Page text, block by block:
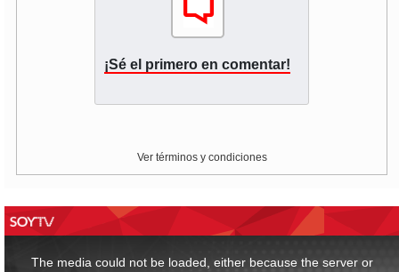
¡Sé el primero en comentar!
Ver términos y condiciones
The media could not be loaded, either because the server or